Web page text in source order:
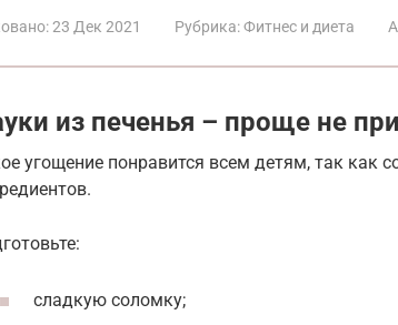
23 Дек 2021 Рубрика:Фитнес и диета
из печенья – проще не
угощение понравится всем детям, так как
сладкую соломку;